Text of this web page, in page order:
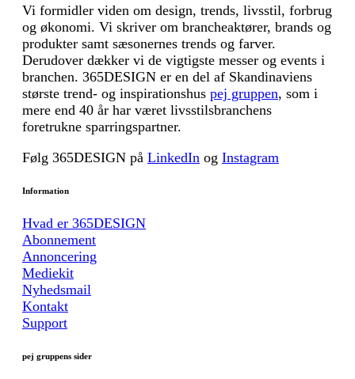
Vi formidler viden om design, trends, livsstil, forbrug
og økonomi. Vi skriver om brancheaktører, brands og
produkter samt sæsonernes trends og farver.
Derudover dækker vi de vigtigste messer og events i
branchen. 365DESIGN er en del af Skandinaviens
største trend- og inspirationshus pej gruppen, som i
mere end 40 år har været livsstilsbranchens
foretrukne sparringspartner.
Følg 365DESIGN på LinkedIn og Instagram
Information
Hvad er 365DESIGN
Abonnement
Annoncering
Mediekit
Nyhedsmail
Kontakt
Support
pej gruppens sider